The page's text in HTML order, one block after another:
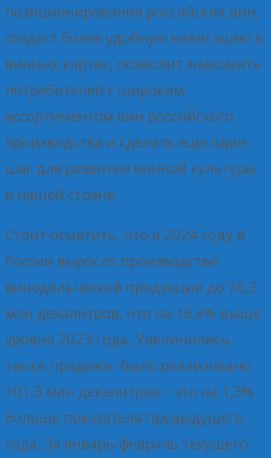
позиционирования российских вин,
создаст более удобную навигацию в
винных картах, позволит знакомить
потребителей с широким
ассортиментом вин российского
производства и сделать еще один
шаг для развития винной культуры
в нашей стране.
Стоит отметить, что в 2024 году в
России выросло производство
винодельческой продукции до 70,3
млн декалитров, что на 16,6% выше
уровня 2023 года. Увеличились
также продажи: было реализовано
101,3 млн декалитров – это на 1,3%
больше показателя предыдущего
года. За январь-февраль текущего